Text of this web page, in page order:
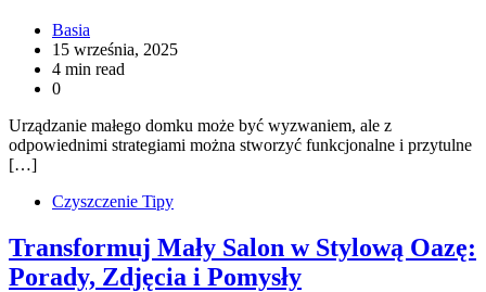
Basia
15 września, 2025
4 min read
0
Urządzanie małego domku może być wyzwaniem, ale z
odpowiednimi strategiami można stworzyć funkcjonalne i przytulne
[…]
Czyszczenie Tipy
Transformuj Mały Salon w Stylową Oazę:
Porady, Zdjęcia i Pomysły